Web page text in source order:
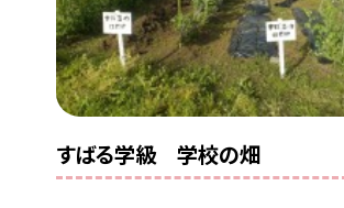
すばる学級 学校の畑